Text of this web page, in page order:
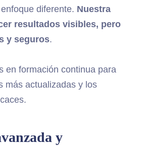
diferente. Nuestra
resultados visibles, pero
y seguros.
en formación continua para
más actualizadas y los
y